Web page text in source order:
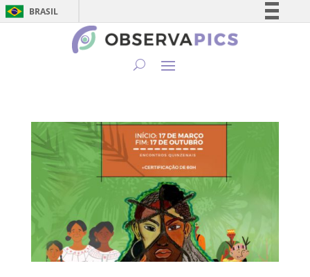
BRASIL
Simplifique!